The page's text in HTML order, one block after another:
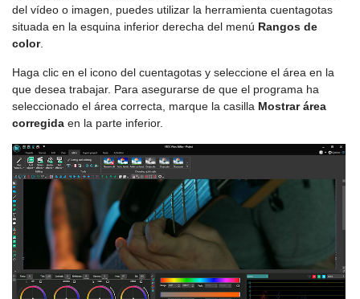
del vídeo o imagen, puedes utilizar la herramienta cuentagotas
situada en la esquina inferior derecha del menú Rangos de
color.
Haga clic en el icono del cuentagotas y seleccione el área en la
que desea trabajar. Para asegurarse de que el programa ha
seleccionado el área correcta, marque la casilla Mostrar área
corregida en la parte inferior.